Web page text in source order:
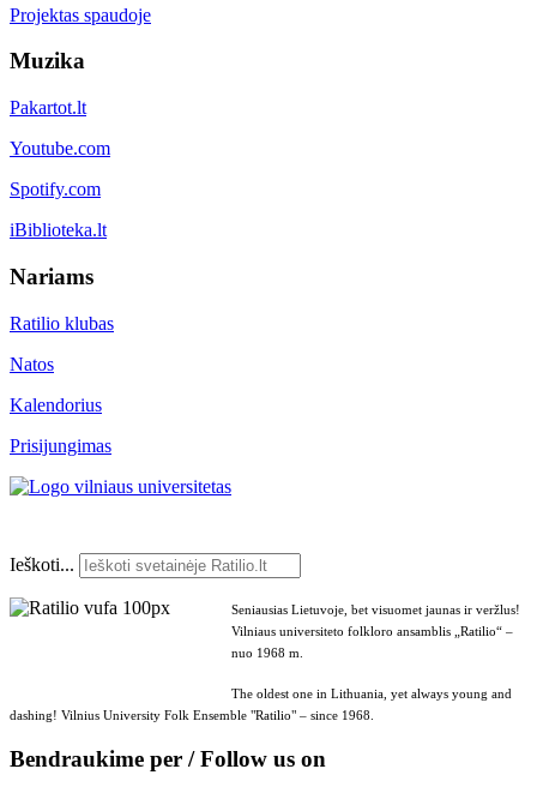
Projektas spaudoje
Muzika
Pakartot.lt
Youtube.com
Spotify.com
iBiblioteka.lt
Nariams
Ratilio klubas
Natos
Kalendorius
Prisijungimas
Ieškoti...
Seniausias Lietuvoje, bet visuomet jaunas ir veržlus!
Vilniaus universiteto folkloro ansamblis „Ratilio“ –
nuo 1968 m.
The oldest one in Lithuania, yet always young and
dashing! Vilnius University Folk Ensemble "Ratilio" – since 1968.
Bendraukime per / Follow us on